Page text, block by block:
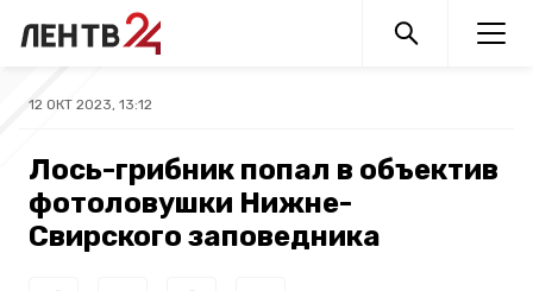
12 ОКТ 2023, 13:12
Лось-грибник попал в объектив
фотоловушки Нижне-
Свирского заповедника